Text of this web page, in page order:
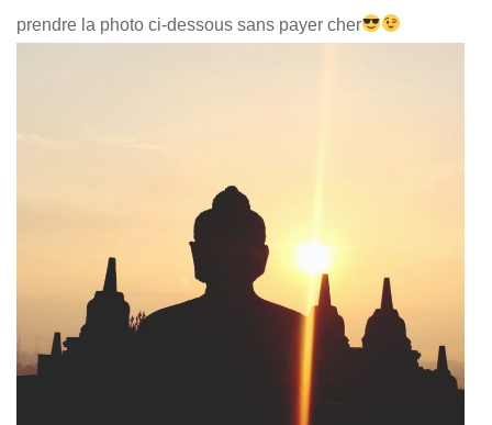
prendre la photo ci-dessous sans payer cher